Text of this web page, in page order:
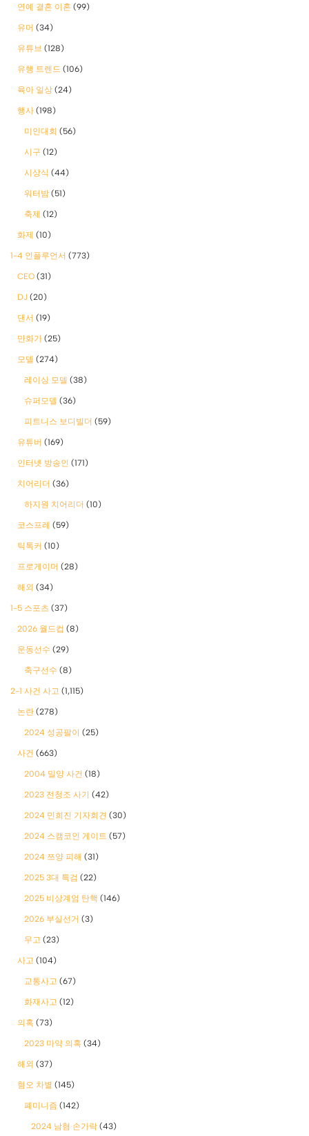
연예 결혼 이혼 (99)
유머 (34)
유튜브 (128)
유행 트렌드 (106)
육아 일상 (24)
행사 (198)
미인대회 (56)
시구 (12)
시상식 (44)
워터밤 (51)
축제 (12)
화제 (10)
1-4 인플루언서 (773)
CEO (31)
DJ (20)
댄서 (19)
만화가 (25)
모델 (274)
레이싱 모델 (38)
슈퍼모델 (36)
피트니스 보디빌더 (59)
유튜버 (169)
인터넷 방송인 (171)
치어리더 (36)
하지원 치어리더 (10)
코스프레 (59)
틱톡커 (10)
프로게이머 (28)
해외 (34)
1-5 스포츠 (37)
2026 월드컵 (8)
운동선수 (29)
축구선수 (8)
2-1 사건 사고 (1,115)
논란 (278)
2024 성공팔이 (25)
사건 (663)
2004 밀양 사건 (18)
2023 전청조 사기 (42)
2024 민희진 기자회견 (30)
2024 스캠코인 게이트 (57)
2024 쯔양 피해 (31)
2025 3대 특검 (22)
2025 비상계엄 탄핵 (146)
2026 부실선거 (3)
무고 (23)
사고 (104)
교통사고 (67)
화재사고 (12)
의혹 (73)
2023 마약 의혹 (34)
해외 (37)
혐오 차별 (145)
폐미니즘 (142)
2024 남혐 손가락 (43)